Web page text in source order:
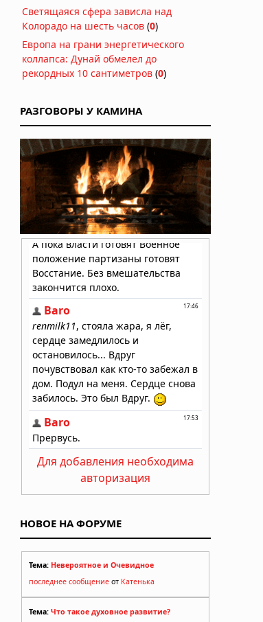
Светящаяся сфера зависла над
Колорадо на шесть часов (0)
Европа на грани энергетического
коллапса: Дунай обмелел до
рекордных 10 сантиметров (0)
РАЗГОВОРЫ У КАМИНА
Для добавления необходима
авторизация
НОВОЕ НА ФОРУМЕ
Тема: Невероятное и Очевидное
последнее сообщение от Катенька
Тема: Что такое духовное развитие?